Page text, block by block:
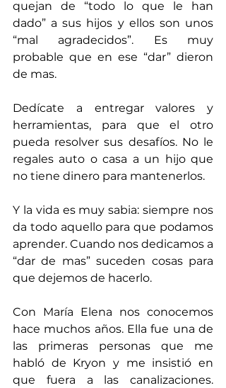
quejan de “todo lo que le han
dado” a sus hijos y ellos son unos
“mal agradecidos”. Es muy
probable que en ese “dar” dieron
de mas.
Dedícate a entregar valores y
herramientas, para que el otro
pueda resolver sus desafíos. No le
regales auto o casa a un hijo que
no tiene dinero para mantenerlos.
Y la vida es muy sabia: siempre nos
da todo aquello para que podamos
aprender. Cuando nos dedicamos a
“dar de mas” suceden cosas para
que dejemos de hacerlo.
Con María Elena nos conocemos
hace muchos años. Ella fue una de
las primeras personas que me
habló de Kryon y me insistió en
que fuera a las canalizaciones.